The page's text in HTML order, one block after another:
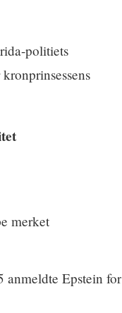
politiets
merket
anmeldte Epstein for